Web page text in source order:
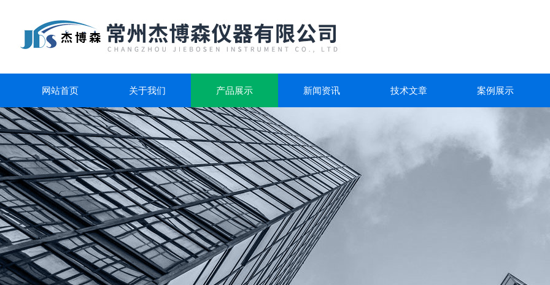
网站首页 关于我们 产品展示 新闻资讯 技术文章 案例展示